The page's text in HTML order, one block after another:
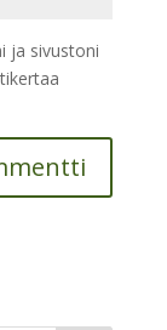
ja sivustoni